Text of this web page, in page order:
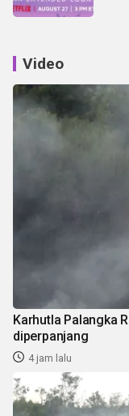
Video
Karhutla Palangka
diperpanjang
4 jam lalu